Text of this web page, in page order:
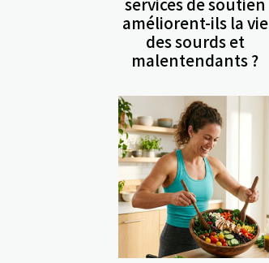
améliorent-ils la vie
des sourds et
malentendants ?